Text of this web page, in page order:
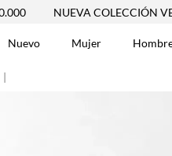
NUEVA COLECCIÓN VER
Nuevo Mujer